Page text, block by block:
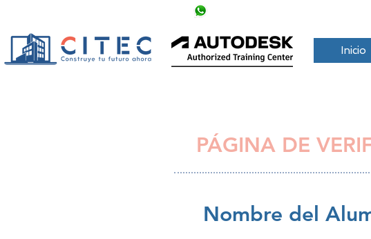
Inicio
PÁGINA DE
Nombre del